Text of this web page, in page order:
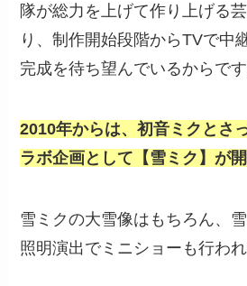
隊が総力を上げて作り上げる
り、制作開始段階からTVで中
完成を待ち望んでいるからです
2010年からは、初音ミクとさ
ラボ企画として【雪ミク】が
雪ミクの大雪像はもちろん、
照明演出でミニショーも行われ